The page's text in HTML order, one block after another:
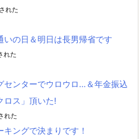
れた
いの日＆明日は長男帰省です
れた
センターでウロウロ…＆年金振込
ロス」頂いた!
れた
キングで決まりです！